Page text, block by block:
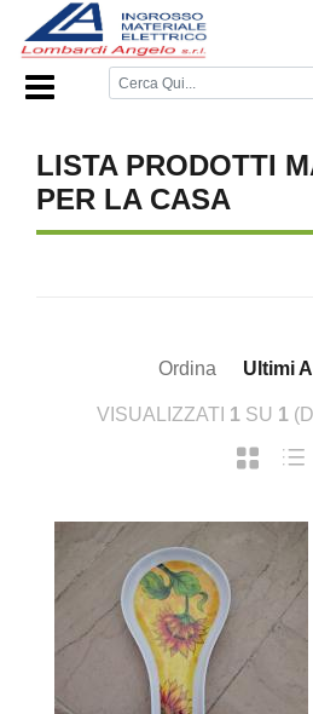
Home Page/Materiale per la Casa
LISTA PRODOTTI
PER LA CASA
Ordina Ultimi
VISUALIZZATI 1 SU 1 (DI